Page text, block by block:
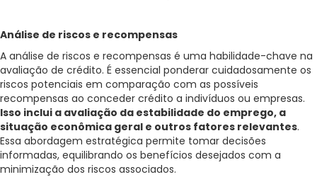
Análise de riscos e recompensas
A análise de riscos e recompensas é uma habilidade-chave na
avaliação de crédito. É essencial ponderar cuidadosamente os
riscos potenciais em comparação com as possíveis
recompensas ao conceder crédito a indivíduos ou empresas.
Isso inclui a avaliação da estabilidade do emprego, a
situação econômica geral e outros fatores relevantes.
Essa abordagem estratégica permite tomar decisões
informadas, equilibrando os benefícios desejados com a
minimização dos riscos associados.